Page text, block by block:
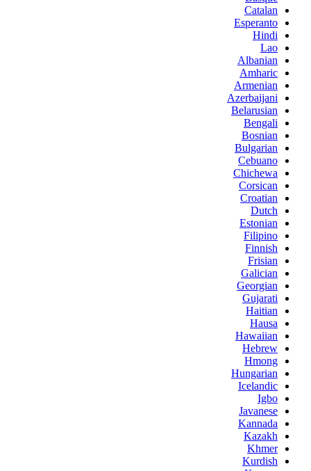
Catalan
Esperanto
Hindi
Lao
Albanian
Amharic
Armenian
Azerbaijani
Belarusian
Bengali
Bosnian
Bulgarian
Cebuano
Chichewa
Corsican
Croatian
Dutch
Estonian
Filipino
Finnish
Frisian
Galician
Georgian
Gujarati
Haitian
Hausa
Hawaiian
Hebrew
Hmong
Hungarian
Icelandic
Igbo
Javanese
Kannada
Kazakh
Khmer
Kurdish